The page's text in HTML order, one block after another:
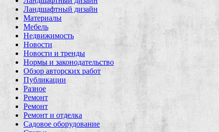
Ландшафтный дизайн
Материалы
Мебель
Недвижимость
Новости
Новости и тренды
Нормы и законодательство
Обзор авторских работ
Публикации
Разное
Ремонт
Ремонт
Ремонт и отделка
Садовое оборудование